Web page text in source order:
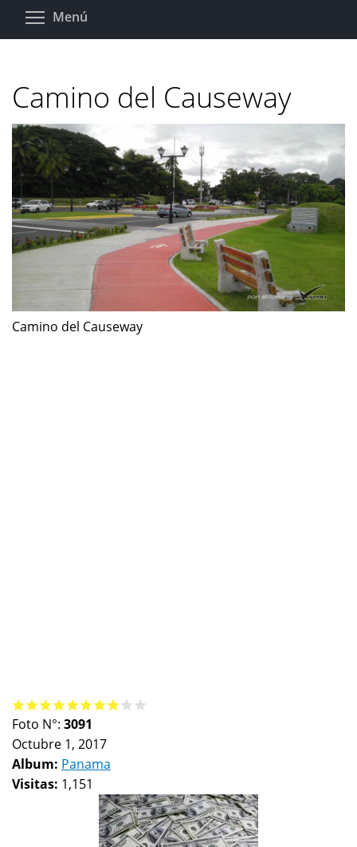
Pasar
Menú
Camino del Causeway
Camino del Causeway
Foto N°: 3091
Octubre 1, 2017
Album: Panama
Visitas: 1,151